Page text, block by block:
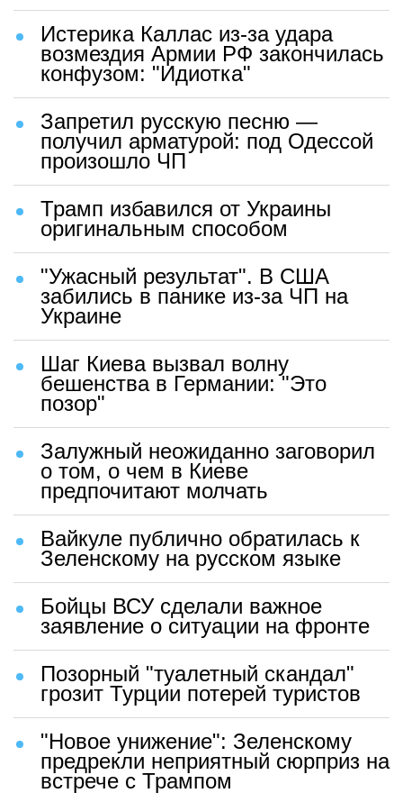
Истерика Каллас из-за удара
возмездия Армии РФ закончилась
конфузом: "Идиотка"
Запретил русскую песню —
получил арматурой: под Одессой
произошло ЧП
Трамп избавился от Украины
оригинальным способом
"Ужасный результат". В США
забились в панике из-за ЧП на
Украине
Шаг Киева вызвал волну
бешенства в Германии: "Это
позор"
Залужный неожиданно заговорил
о том, о чем в Киеве
предпочитают молчать
Вайкуле публично обратилась к
Зеленскому на русском языке
Бойцы ВСУ сделали важное
заявление о ситуации на фронте
Позорный "туалетный скандал"
грозит Турции потерей туристов
"Новое унижение": Зеленскому
предрекли неприятный сюрприз на
встрече с Трампом